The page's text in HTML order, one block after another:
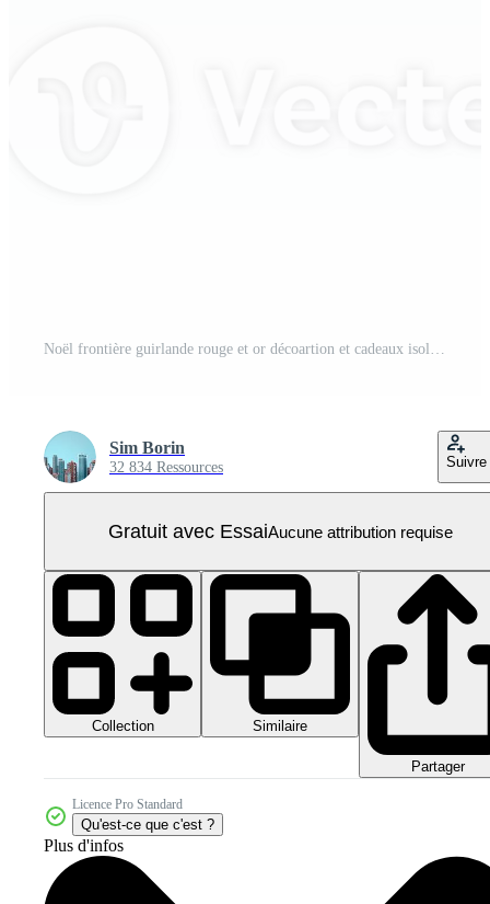
Noël frontière guirlande rouge et or décoartion et cadeaux isoler sur transparent Contexte PNG Pro
Sim Borin
32 834 Ressources Suivre
Gratuit avec EssaiAucune attribution requise
Collection Similaire
Partager
Licence Pro Standard
Qu'est-ce que c'est ?
Plus d'infos